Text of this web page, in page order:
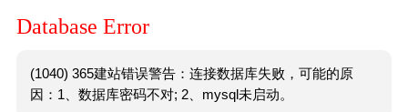
Database Error
(1040) 365建站错误警告：连接数据库失败，可能的原
因：1、数据库密码不对; 2、mysql未启动。